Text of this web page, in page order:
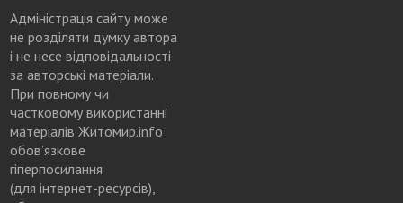
Адміністрація сайту може
не розділяти думку автора
і не несе відповідальності
за авторські матеріали.
При повному чи
частковому використанні
матеріалів Житомир.info
обов’язкове
гіперпосилання
(для інтернет-ресурсів),